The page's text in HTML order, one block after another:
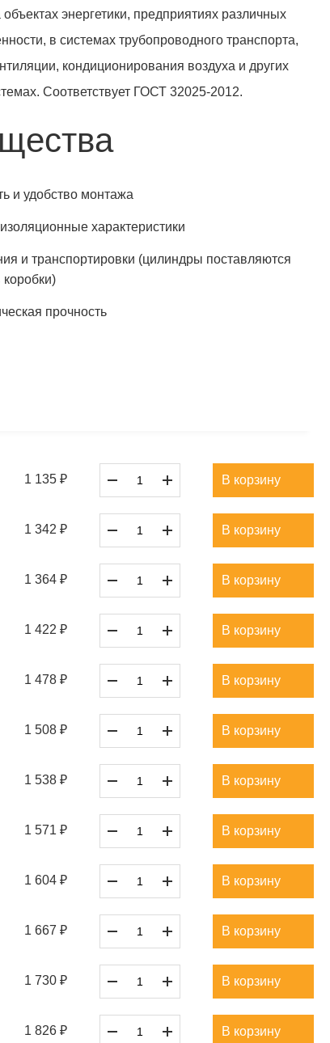
энергетики, предприятиях различных
в системах трубопроводного транспорта,
кондиционирования воздуха и других
Соответствует ГОСТ 32025-2012.
и удобство монтажа
характеристики
и транспортировки (цилиндры поставляются
прочность
1 135 ₽ В корзину
1 342 ₽ В корзину
1 364 ₽ В корзину
1 422 ₽ В корзину
1 478 ₽ В корзину
1 508 ₽ В корзину
1 538 ₽ В корзину
1 571 ₽ В корзину
1 604 ₽ В корзину
1 667 ₽ В корзину
1 730 ₽ В корзину
1 826 ₽ В корзину